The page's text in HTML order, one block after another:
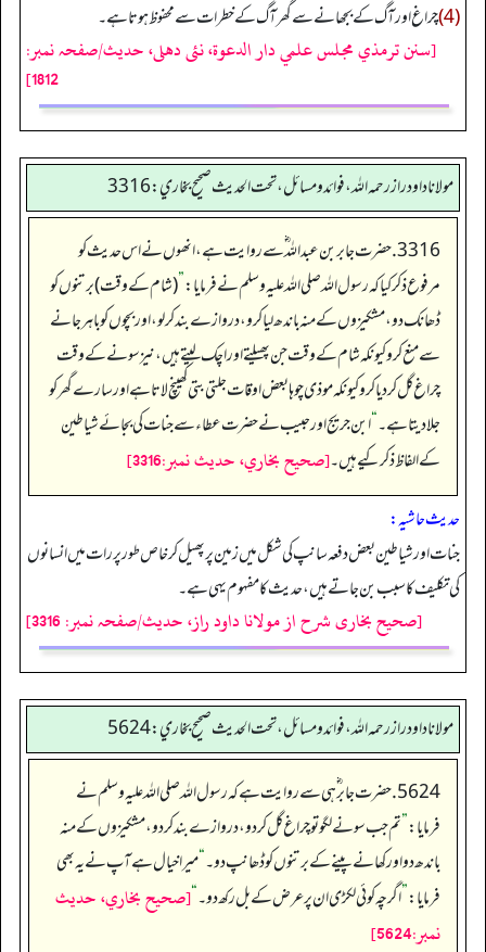
(4) چراغ اور آگ کے بجھانے سے گھر آگ کے خطرات سے محفوظ ہوتاہے۔
[سنن ترمذي مجلس علمي دار الدعوة، نئى دهلى، حدیث/صفحہ نمبر:
1812]
مولانا داود راز رحمه الله، فوائد و مسائل، تحت الحديث صحيح بخاري: 3316
3316. حضرت جابر بن عبداللہ ؓ سے روایت ہے، انھوں نے اس حدیث کو
مرفوع ذکر کیا کہ رسول اللہ صلی اللہ علیہ وسلم نے فرمایا:”(شام کے وقت) برتنوں کو
ڈھانک دو، مشکیزوں کے منہ باندھ لیا کرو، دروازے بند کرلو، اور بچوں کو باہر جانے
سے منع کرو کیونکہ شام کے وقت جن پھیلتے اور اچک لیتے ہیں، نیز سونے کے وقت
چراغ گل کردیا کرو کیونکہ موذی چوہا بعض اوقات جلتی بتی کھینچ لاتا ہے اور سارے گھر کو
جلادیتا ہے۔“ابن جریج اور حبیب نے حضرت عطاء سے جنات کی بجائے شیاطین
کے الفاظ ذکر کیے ہیں۔[صحيح بخاري، حديث نمبر:3316]
حدیث حاشیہ:
جنات اور شیاطین بعض دفعہ سانپ کی شکل میں زمین پر پھیل کر خاص طور پر رات میں انسانوں
کی تکلیف کا سبب بن جاتے ہیں، حدیث کا مفہوم یہی ہے۔
[صحیح بخاری شرح از مولانا داود راز، حدیث/صفحہ نمبر: 3316]
مولانا داود راز رحمه الله، فوائد و مسائل، تحت الحديث صحيح بخاري: 5624
5624. حضرت جابر ؓ ہی سے روایت ہے کہ رسول اللہ صلی اللہ علیہ وسلم نے
فرمایا:”تم جب سونے لگو تو چراغ گل کر دو، دروازے بند کر دو، مشکیزوں کے منہ
باندھ دو اور کھانے پینے کے برتنوں کو ڈھانپ دو۔“میرا خیال ہے آپ نے یہ بھی
فرمایا:”اگرچہ کوئی لکڑی ان پر عرض کے بل رکھ دو۔“[صحيح بخاري، حديث
نمبر:5624]